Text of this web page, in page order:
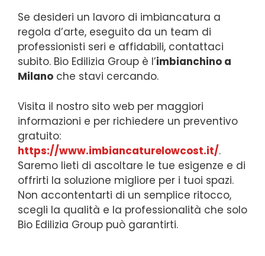
Se desideri un lavoro di imbiancatura a
regola d’arte, eseguito da un team di
professionisti seri e affidabili, contattaci
subito. Bio Edilizia Group è l’imbianchino a
Milano che stavi cercando.
Visita il nostro sito web per maggiori
informazioni e per richiedere un preventivo
gratuito:
https://www.imbiancaturelowcost.it/.
Saremo lieti di ascoltare le tue esigenze e di
offrirti la soluzione migliore per i tuoi spazi.
Non accontentarti di un semplice ritocco,
scegli la qualità e la professionalità che solo
Bio Edilizia Group può garantirti.